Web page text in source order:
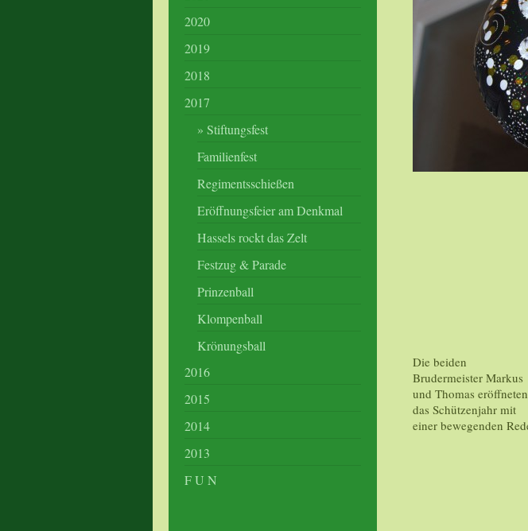
Die beiden
Brudermeister Markus
und Thomas eröffneten
das Schützenjahr mit
einer bewegenden
2020
2019
2018
2017
Stiftungsfest
Familienfest
Regimentsschießen
Eröffnungsfeier am Denkmal
Hassels rockt das Zelt
Festzug & Parade
Prinzenball
Klompenball
Krönungsball
2016
2015
2014
2013
F U N